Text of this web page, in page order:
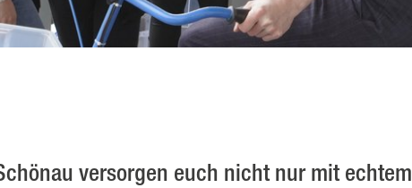
versorgen euch nicht nur mit echtem